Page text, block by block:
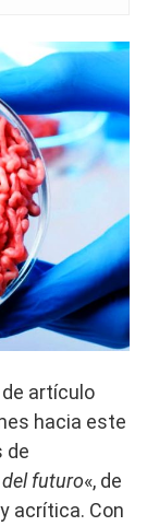
artículo
hacia este
de
futuro«, de
acrítica. Con